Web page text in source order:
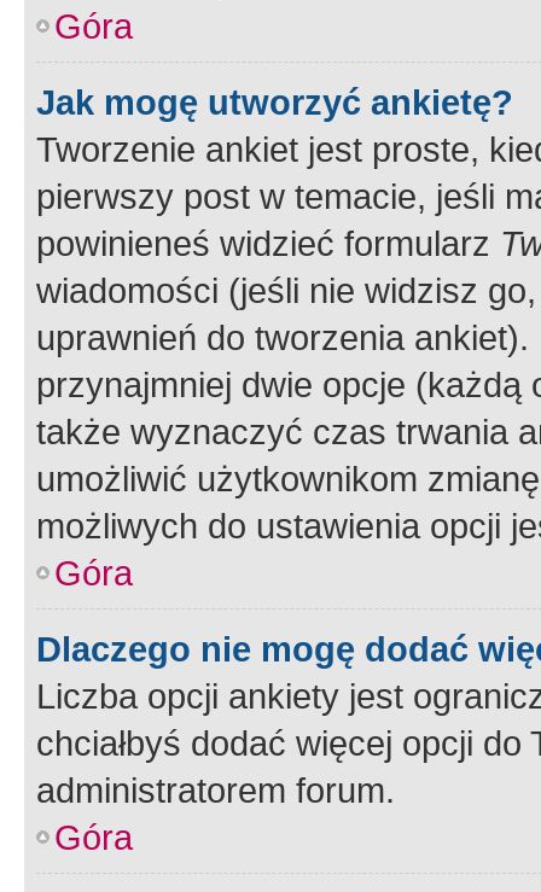
Góra
Jak mogę utworzyć ankietę?
Tworzenie ankiet jest proste,
pierwszy post w temacie, jeśli
powinieneś widzieć formularz
wiadomości (jeśli nie widzisz
uprawnień do tworzenia
przynajmniej dwie opcje
także wyznaczyć czas trwania
umożliwić użytkownikom
możliwych do ustawienia opcji
Góra
Dlaczego nie mogę dodać
Liczba opcji ankiety jest
chciałbyś dodać więcej opcji
administratorem forum.
Góra